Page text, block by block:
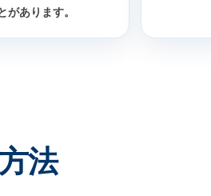
があります。
法